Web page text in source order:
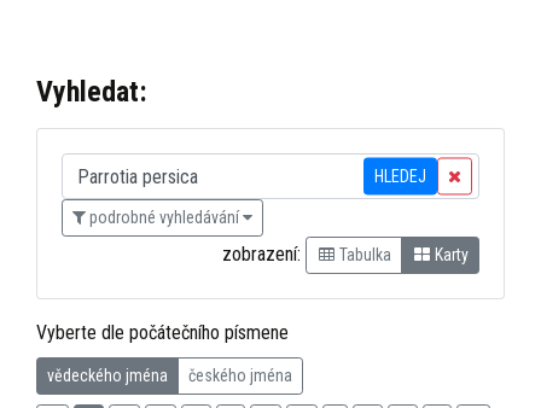
Vyhledat:
HLEDEJ
podrobné vyhledávání
zobrazení: Tabulka Karty
Vyberte dle počátečního písmene
vědeckého jména českého jména